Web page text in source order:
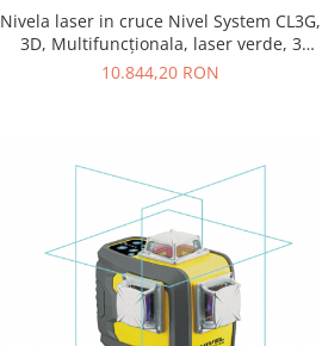
Nivela laser in cruce Nivel System CL3G,
3D, Multifuncționala, laser verde, 3
planuri laser (360 grade)
10.844,20 RON